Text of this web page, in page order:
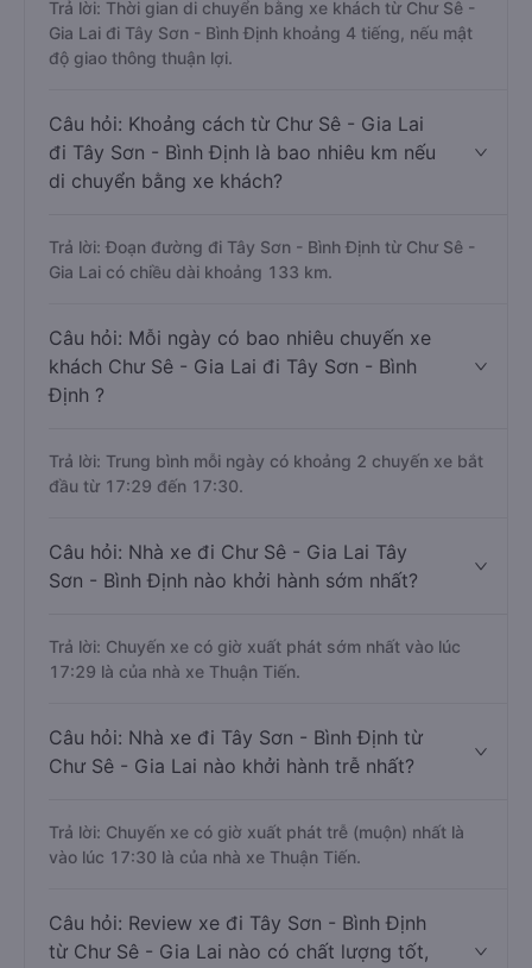
Trả lời: Thời gian di chuyển bằng xe khách từ Chư Sê -
Gia Lai đi Tây Sơn - Bình Định khoảng 4 tiếng, nếu mật
độ giao thông thuận lợi.
Câu hỏi: Khoảng cách từ Chư Sê - Gia Lai
đi Tây Sơn - Bình Định là bao nhiêu km nếu
di chuyển bằng xe khách?
Trả lời: Đoạn đường đi Tây Sơn - Bình Định từ Chư Sê -
Gia Lai có chiều dài khoảng 133 km.
Câu hỏi: Mỗi ngày có bao nhiêu chuyến xe
khách Chư Sê - Gia Lai đi Tây Sơn - Bình
Định ?
Trả lời: Trung bình mỗi ngày có khoảng 2 chuyến xe bắt
đầu từ 17:29 đến 17:30.
Câu hỏi: Nhà xe đi Chư Sê - Gia Lai Tây
Sơn - Bình Định nào khởi hành sớm nhất?
Trả lời: Chuyến xe có giờ xuất phát sớm nhất vào lúc
17:29 là của nhà xe Thuận Tiến.
Câu hỏi: Nhà xe đi Tây Sơn - Bình Định từ
Chư Sê - Gia Lai nào khởi hành trễ nhất?
Trả lời: Chuyến xe có giờ xuất phát trễ (muộn) nhất là
vào lúc 17:30 là của nhà xe Thuận Tiến.
Câu hỏi: Review xe đi Tây Sơn - Bình Định
từ Chư Sê - Gia Lai nào có chất lượng tốt,